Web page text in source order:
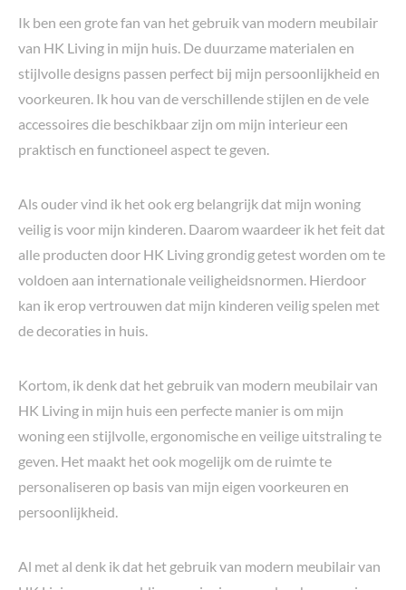
Ik ben een grote fan van het gebruik van modern meubilair
van HK Living in mijn huis. De duurzame materialen en
stijlvolle designs passen perfect bij mijn persoonlijkheid en
voorkeuren. Ik hou van de verschillende stijlen en de vele
accessoires die beschikbaar zijn om mijn interieur een
praktisch en functioneel aspect te geven.
Als ouder vind ik het ook erg belangrijk dat mijn woning
veilig is voor mijn kinderen. Daarom waardeer ik het feit dat
alle producten door HK Living grondig getest worden om te
voldoen aan internationale veiligheidsnormen. Hierdoor
kan ik erop vertrouwen dat mijn kinderen veilig spelen met
de decoraties in huis.
Kortom, ik denk dat het gebruik van modern meubilair van
HK Living in mijn huis een perfecte manier is om mijn
woning een stijlvolle, ergonomische en veilige uitstraling te
geven. Het maakt het ook mogelijk om de ruimte te
personaliseren op basis van mijn eigen voorkeuren en
persoonlijkheid.
Al met al denk ik dat het gebruik van modern meubilair van